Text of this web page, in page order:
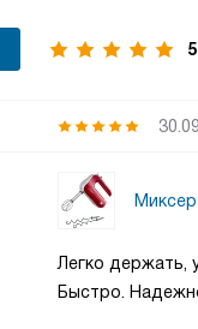
5
Легко держать,
Быстро.